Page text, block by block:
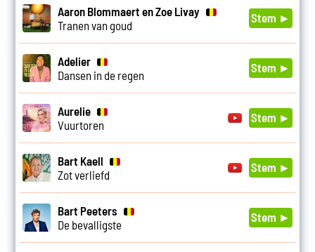
Aaron Blommaert en Zoe Livay
Tranen van goud
Stem ►
Adelier
Dansen in de regen
Stem ►
Aurelie
Vuurtoren
Stem ►
Bart Kaell
Zot verliefd
Stem ►
Bart Peeters
De bevalligste
Stem ►